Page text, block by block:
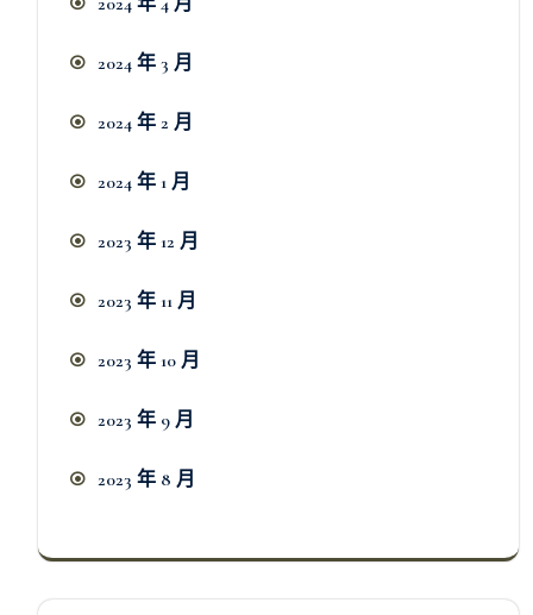
2024 年 3 月
2024 年 2 月
2024 年 1 月
2023 年 12 月
2023 年 11 月
2023 年 10 月
2023 年 9 月
2023 年 8 月